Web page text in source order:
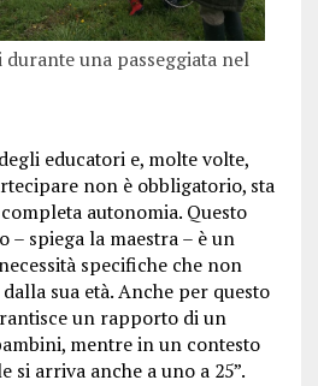
una passeggiata nel
educatori e, molte volte,
non è obbligatorio, sta
autonomia. Questo
– spiega la maestra – è un
specifiche che non
sua età. Anche per questo
un rapporto di un
mentre in un contesto
si arriva anche a uno a 25”.